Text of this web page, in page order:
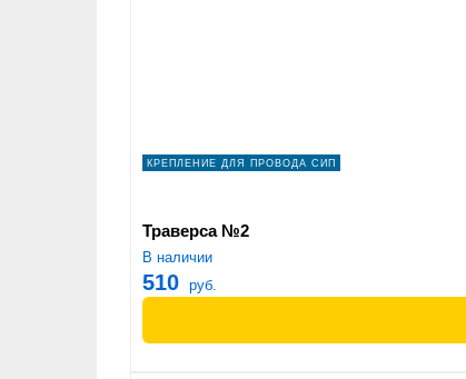
КРЕПЛЕНИЕ ДЛЯ ПРОВОДА СИП
Траверса №2
В наличии
510 руб.